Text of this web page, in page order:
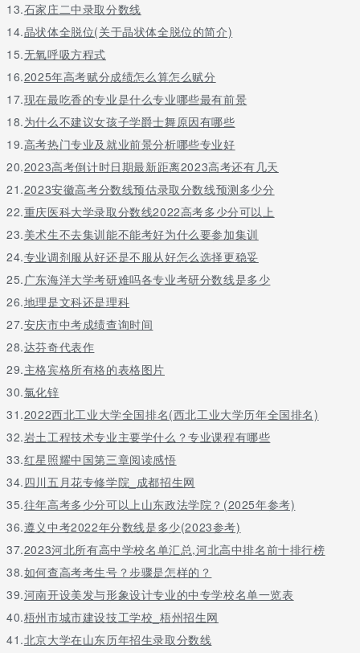
以上内容参考 百度百科-牡丹江师范学院
专业老师在线权威答疑 zy.offercoming.com上海的二本大学有哪些
问题一：2015年上海市二本大学排名，上海市二本大学有哪些 上
海市
二本上游大学
1．上海理工大学（上海市,本科）
2．上海师范大学（上海市,本科）
3．上海海事大学（上海市，本科）
4．上海中医药大学（上海市，本科）
5．上海水产大学（上海市，本科）
6．上海音乐学院（上海市，本科）
7．上海戏剧学院（上海市，本科）
8．上海体育学院（上海市，本科）
二本中游大学
1．上海工程技术大学（上海市，本科）
2．上海电力学院（上海市，本科）
3．上海对外贸易学院（上海市，本科）
4．上海政法学院（上海市，本科）
二本下游大学
5．上海应用技术学院（上海市，本科)
6．上海金融学院（上海市，本科）
7．上海立信会计学院（上海市，本科）
8．上海商学院（上海市，本科）
9. 复旦大学上海视觉艺术学院(上海市,独立本科)
10．复旦大学太平洋金融学院(上海市,独立本科)
11. 上海外国语大学贤达学院(上海市,独立本科)
12. 上海师范大学天华学院(上海市,独立本科)
13. 同济大学同科学院(上海市,独立本科)
14. 上海第二工业大学（上海市，本科）
15. 上海电机学院（上海市，本科）
16．上海建桥学院（上海市教委，本科）
17．上海杉达学院（上海市教委，本科）
问题二：上海有哪些二本大学 上海师范大学2014年上海二本各专
业录取分数线上海师范大学（shanghai normal university），简
称上师大或上海师大，是国家教育部与上海市人民 *** 共建的上海
市属重点大学。
13.石家庄二中录取分数线
14.晶状体全脱位(关于晶状体全脱位的简介)
15.无氧呼吸方程式
16.2025年高考赋分成绩怎么算怎么赋分
17.现在最吃香的专业是什么专业哪些最有前景
18.为什么不建议女孩子学爵士舞原因有哪些
19.高考热门专业及就业前景分析哪些专业好
20.2023高考倒计时日期最新距离2023高考还有几天
21.2023安徽高考分数线预估录取分数线预测多少分
22.重庆医科大学录取分数线2022高考多少分可以上
23.美术生不去集训能不能考好为什么要参加集训
24.专业调剂服从好还是不服从好怎么选择更稳妥
25.广东海洋大学考研难吗各专业考研分数线是多少
26.地理是文科还是理科
27.安庆市中考成绩查询时间
28.达芬奇代表作
29.主格宾格所有格的表格图片
30.氯化锌
31.2022西北工业大学全国排名(西北工业大学历年全国排名)
32.岩土工程技术专业主要学什么？专业课程有哪些
33.红星照耀中国第三章阅读感悟
34.四川五月花专修学院_成都招生网
35.往年高考多少分可以上山东政法学院？(2025年参考)
36.遵义中考2022年分数线是多少(2023参考)
37.2023河北所有高中学校名单汇总,河北高中排名前十排行榜
38.如何查高考考生号？步骤是怎样的？
39.河南开设美发与形象设计专业的中专学校名单一览表
40.梧州市城市建设技工学校_梧州招生网
41.北京大学在山东历年招生录取分数线